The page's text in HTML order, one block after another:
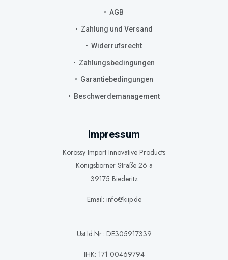
AGB
Zahlung und Versand
Widerrufsrecht
Zahlungsbedingungen
Garantiebedingungen
Beschwerdemanagement
Impressum
Körössy Import Innovative Products
Königsborner Straße 26 a
39175 Biederitz
Email: info@kiip.de
Ust.Id.Nr.: DE305917339
IHK: 171 00469794